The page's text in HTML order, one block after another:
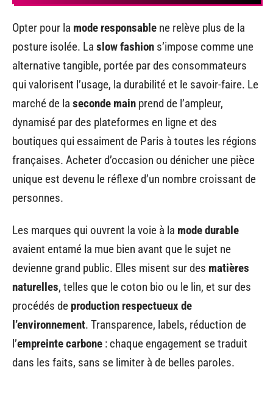
Opter pour la mode responsable ne relève plus de la
posture isolée. La slow fashion s’impose comme une
alternative tangible, portée par des consommateurs
qui valorisent l’usage, la durabilité et le savoir-faire. Le
marché de la seconde main prend de l’ampleur,
dynamisé par des plateformes en ligne et des
boutiques qui essaiment de Paris à toutes les régions
françaises. Acheter d’occasion ou dénicher une pièce
unique est devenu le réflexe d’un nombre croissant de
personnes.
Les marques qui ouvrent la voie à la mode durable
avaient entamé la mue bien avant que le sujet ne
devienne grand public. Elles misent sur des matières
naturelles, telles que le coton bio ou le lin, et sur des
procédés de production respectueux de
l’environnement. Transparence, labels, réduction de
l’empreinte carbone : chaque engagement se traduit
dans les faits, sans se limiter à de belles paroles.